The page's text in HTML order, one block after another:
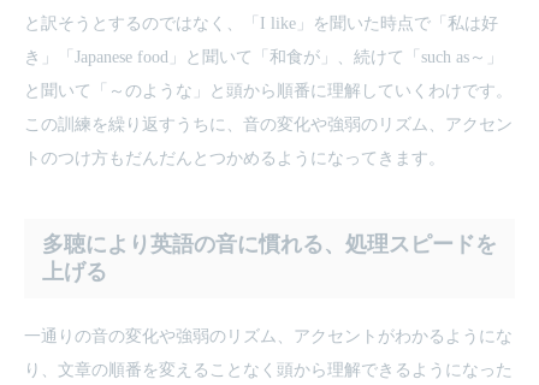
と訳そうとするのではなく、「I like」を聞いた時点で「私は好
き」「Japanese food」と聞いて「和食が」、続けて「such as～」
と聞いて「～のような」と頭から順番に理解していくわけです。
この訓練を繰り返すうちに、音の変化や強弱のリズム、アクセン
トのつけ方もだんだんとつかめるようになってきます。
多聴により英語の音に慣れる、処理スピードを
上げる
一通りの音の変化や強弱のリズム、アクセントがわかるようにな
り、文章の順番を変えることなく頭から理解できるようになった